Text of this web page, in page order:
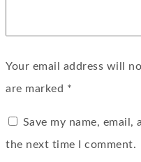
Your email address will
are marked *
Save my name,
the next time I comment.